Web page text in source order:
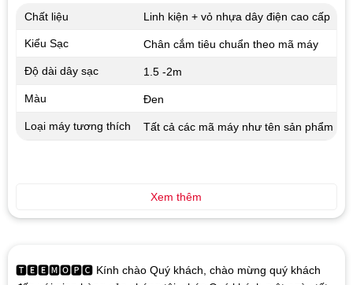
🆃🅴🅴🅼🅾🅿🅲 Kính chào Quý khách, chào mừng quý khách
Chất liệu Linh kiện + vỏ nhựa dây điện cao cấp
Kiểu Sạc Chân cắm tiêu chuẩn theo mã máy
Độ dài dây sạc 1.5 -2m
Màu Đen
Loại máy tương thích Tất cả các mã máy như tên sản phẩm
Xem thêm